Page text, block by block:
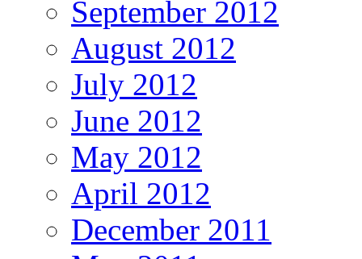
September 2012
August 2012
July 2012
June 2012
May 2012
April 2012
December 2011